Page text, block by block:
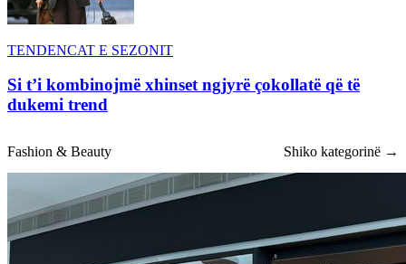
TENDENCAT E SEZONIT
Si t’i kombinojmë xhinset ngjyrë çokollatë që të
dukemi trend
Fashion & Beauty Shiko kategorinë →